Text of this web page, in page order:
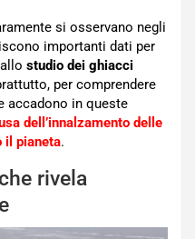
si osservano negli
importanti dati per
studio dei ghiacci
per comprendere
accadono in queste
dell’innalzamento delle
il pianeta.
rivela